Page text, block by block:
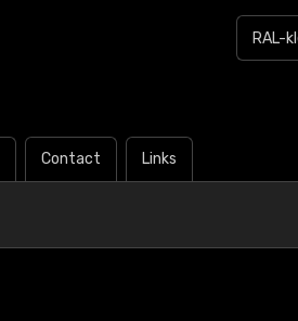
Contact Links